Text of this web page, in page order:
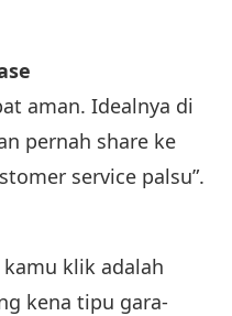
aman. Idealnya di
pernah share ke
service palsu”.
klik adalah
kena tipu gara-